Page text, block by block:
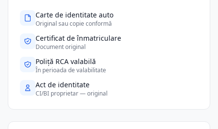
Carte de identitate auto
Original sau copie conformă
Certificat de înmatriculare
Document original
Poliță RCA valabilă
În perioada de valabilitate
Act de identitate
CI/BI proprietar — original